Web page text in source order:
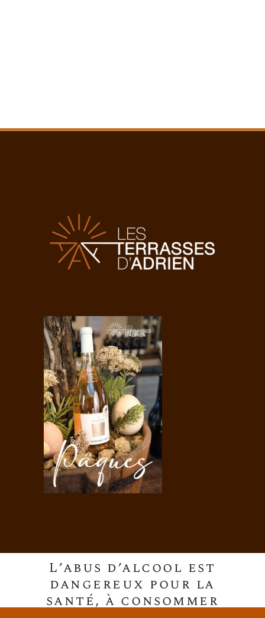
L’abus d’alcool est
dangereux pour la
santé, à consommer